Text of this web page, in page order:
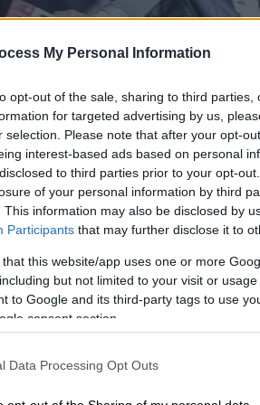
My Personal Information
opt-out of the sale, sharing to third
for targeted advertising by us,
selection. Please note that after your opt-
interest-based ads based on personal
to third parties prior to your opt-
of your personal information by third
This information may also be disclosed by
Participants that may further disclose it to
that this website/app uses one or more
but not limited to your visit or
to Google and its third-party tags to use
consent section.
Data Processing Opt Outs
το ΕΘΝΟΣ στη Google
της Δευτέρας, 17
ενδιάμεσο σταθμό του
από το αεροδρόμιο του
κρατούσαν σημαίες της